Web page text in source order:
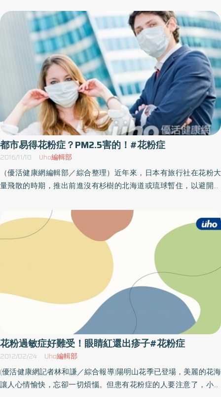
尿病，如果盤踞在關節細胞時就會引發風溼，如果盤踞在皮下組織
細胞就會引發蕁麻疹或是異位性皮膚炎。如果「冷中毒」的話，腸
內的細菌就會侵襲體內的細胞。如果「休息不足」的話，骨髓的造
血功能就會受阻，白血球的力量就會減弱，腸內細菌就會蔓延至全
身。如此一來，掌管細胞內呼吸的粒線體就會受損，然後引發疾
病。揭開了謎底之後，治療的方法其實都一樣。那就是矯正至肺部
為止的外呼吸，還有為了將體溫維持在37℃必須保持身體溫暖，為
了細胞呼吸能夠攝取充足的營養，就必須攝取不傷腸胃的食物並且
細嚼慢嚥，好好地保護粒線體。這麼做的話，一定就能常保健康。
（本文摘自／呼吸力—「呼吸」對了，就能不生病、提升免疫力、找
回健康！／臉譜出版社發行。）
過敏引發的過敏性鼻炎），每年一到春天總是不想見任何人，連出
門都覺得厭煩。但如果這麼任性的話，就無法成為獨當一面的社會
人，所以，即使有千百個不願意也必須照樣出門工作。改變姿勢
無形中就會散發出活力但提不起精神的時候，應該怎麼辦才好？已
經約好的約會，當然不可能無故取消或變更日期。此時，即使再累
也必須假裝很有精神。雖說是假裝的，但看起來一樣有元氣，更神
奇的是，只要努力表現出精神奕奕的樣子，人真的會變得有精神。
把下顎抬高、胸膛打開、背脊挺直。如此改變姿勢，無形中就會散
發出活力，還能讓低落的心情變好，自然湧出「啊！衝吧！」的活
力，非常不可思議。西班牙馬德里大學社會心理學家帕布羅．布里
諾（Pablo Brinol）曾以71位學生為對象，要求半數的學生抬頭挺
胸、半數的學生彎腰駝背，然後一一問道：「你認為自己將來出社
會工作會順利嗎？」結果發現，抬頭挺胸的學生對自己的將來抱持
較大的自信。這份資料顯示，人體的站姿其實對心理狀態的影響很
大。只要挺起胸膛，每個人都能充滿幹勁、心情開朗正面，相信自
開胸膛、端正姿勢垂頭喪氣的話，只會讓你的心情愈來愈低落。只
要抬起頭、挺起胸、改善不良姿勢，幹勁就會湧現，人也會變得樂
觀開朗。每個人難免有精神狀況不好的時候，或是感到低落沮喪的
日子。但如果每次都受心情的影響，無法工作或面對人群，這樣下
去根本不是辦法。因此，愈是沒勁的時候，更需要提起精神、抬頭
挺胸。打開胸膛，端正姿勢，快步邁向前。即便是小小的改變，也
能大大改變心情。（本文摘自／會面的細節等人教，代價太高／大
都市易得花粉症？PM2.5害的！#花粉症
2016/11/10 Uho編輯部
（優活健康網編輯部／綜合整理）近年來，日本有旅行社在花粉大
量飛散的時期，推出前進沒有杉樹的北海道或琉球暫住，以避開花
本人爲花粉症所苦，現在已經成爲日本人的「國民病」。每4人有1
人 會打噴嚏、流鼻水患者人數約占所有日本國民的25％，也就是
每4人當中便有1人有花粉症，雖然這並不是會致命的疾病，但是打
噴嚏、流鼻水、鼻塞、眼睛癢等令人不適的症狀，若長期持續下去
的話，對花粉症患者會造成很大的困擾。吸入一定分量 還是有人
不會過敏雖然有「花粉症疏散之旅」，但絕大部分的患者在花粉飛
散時期，都會盡量減少外出，據說，因此造成日本經濟損失達3000
億日圓，更有人估計高達7000億日圓，雖然這麼多的人受花粉症困
擾，但是令人意外的是，能正確理解花粉症機制的人卻不多，有不
少人以爲吸入超過一定分量的花粉，就會引發花粉症，其實這是很
大的誤解，即使吸入相同數量的花粉，還是有人不會對花粉過敏。
大家身邊一定有相當多的人，到了空氣清新的鄉下就沒有問題，但
一回到都市，花粉症就又出現，如果單純因爲吸入的量多就會發
病，那麼，在杉木較少的都市中，發生花粉症的風險，應該低於杉
木較多的鄉間。都市裡的空氣都因廢氣被化學物質汙染但是，居住
花粉過敏症好難受！眼睛紅還出疹子#花粉症
2012/02/24 Uho編輯部
(優活健康網記者林和謙／綜合報導)陽明山花季已登場，美麗的花海
讓人心情愉快，忘卻一切煩惱。但患有花粉症的人要注意了，小心